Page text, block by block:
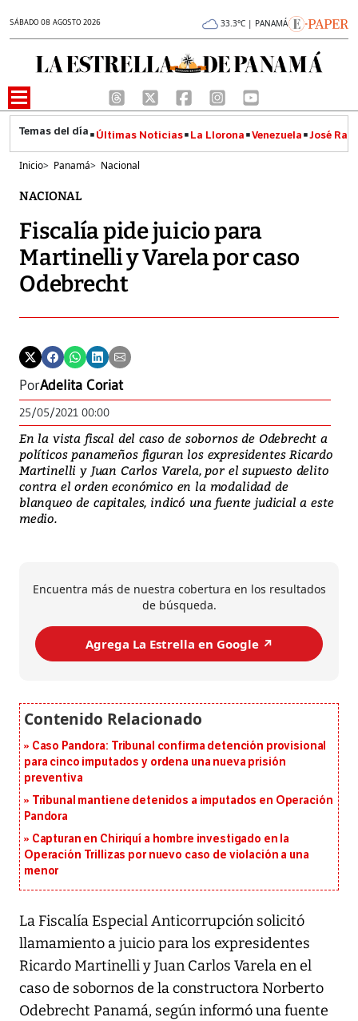
SÁBADO 08 AGOSTO 2026 33.3°C | PANAMÁ
Últimas Noticias La Llorona Venezuela José
Inicio> Panamá> Nacional
NACIONAL
Fiscalía pide juicio para
Martinelli y Varela por caso
Odebrecht
PorAdelita Coriat
25/05/2021 00:00
En la vista fiscal del caso de sobornos de Odebrecht a
políticos panameños figuran los expresidentes Ricardo
Martinelli y Juan Carlos Varela, por el supuesto delito
contra el orden económico en la modalidad de
blanqueo de capitales, indicó una fuente judicial a este
medio.
Encuentra más de nuestra cobertura en los resultados
de búsqueda.
Agrega La Estrella en Google ↗️
Caso Pandora: Tribunal confirma detención provisional
para cinco imputados y ordena una nueva prisión
preventiva
Tribunal mantiene detenidos a imputados en Operación
Pandora
Capturan en Chiriquí a hombre investigado en la
Operación Trillizas por nuevo caso de violación a una
menor
La Fiscalía Especial Anticorrupción solicitó
llamamiento a juicio para los expresidentes
Ricardo Martinelli y Juan Carlos Varela en el
caso de sobornos de la constructora Norberto
Odebrecht Panamá, según informó una fuente